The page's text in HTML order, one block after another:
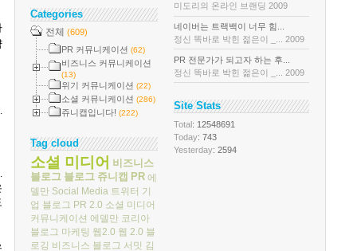
.
.
Categories
전체 (609)
PR 커뮤니케이션 (62)
비즈니스 커뮤니케이션
(13)
위기 커뮤니케이션 (22)
소셜 커뮤니케이션 (286)
쥬니캡입니다! (222)
Tag cloud
소셜 미디어 비즈니스
블로그 블로그 쥬니캡 PR 에
델만 Social Media 트위터 기
업 블로그 PR 2.0 소셜 미디어
커뮤니케이션 에델만 코리아
블로그 마케팅 웹2.0 웹 2.0 블
로깅 비즈니스 블로그 서밋 김
미도리의 온라인 브랜딩 2009
네이버는 트랙백이 너무 힘...
정신 똑바로 박힌 젊은이 _... 2009
PR 전문가가 되고자 하는 후...
정신 똑바로 박힌 젊은이 _... 2009
Site Stats
Total: 12548691
Today: 743
Yesterday: 2594